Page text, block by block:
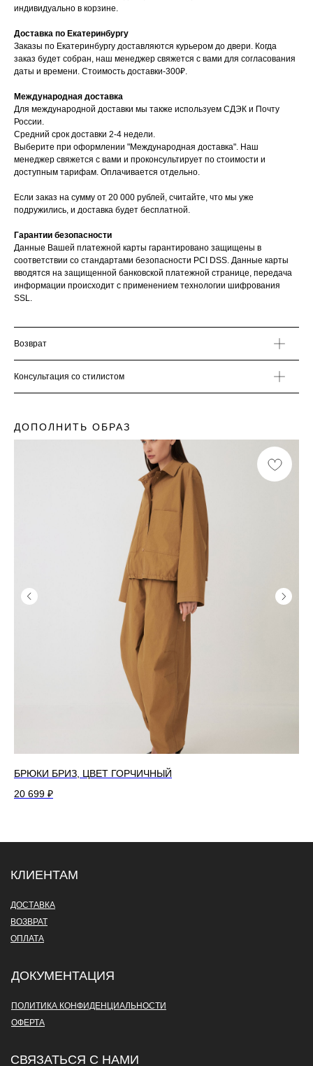
индивидуально в корзине.
Доставка по Екатеринбургу
Заказы по Екатеринбургу доставляются курьером до двери. Когда
заказ будет собран, наш менеджер свяжется с вами для согласования
даты и времени. Стоимость доставки-300₽.
Международная доставка
Для международной доставки мы также используем СДЭК и Почту
России.
Средний срок доставки 2-4 недели.
Выберите при оформлении "Международная доставка". Наш
менеджер свяжется с вами и проконсультирует по стоимости и
доступным тарифам. Оплачивается отдельно.
Если заказ на сумму от 20 000 рублей, считайте, что мы уже
подружились, и доставка будет бесплатной.
Гарантии безопасности
Данные Вашей платежной карты гарантировано защищены в
соответствии со стандартами безопасности PCI DSS. Данные карты
вводятся на защищенной банковской платежной странице, передача
информации происходит с применением технологии шифрования
SSL.
Возврат
Консультация со стилистом
ДОПОЛНИТЬ ОБРАЗ
БРЮКИ БРИЗ, ЦВЕТ ГОРЧИЧНЫЙ
20 699 ₽
СВЯЗАТЬСЯ С НАМИ
КЛИЕНТАМ
ДОСТАВКА
ВОЗВРАТ
ПОЛИТИКА КОНФИДЕНЦИАЛЬНОСТИ
ОФЕРТА
ДОКУМЕНТАЦИЯ
ОПЛАТА